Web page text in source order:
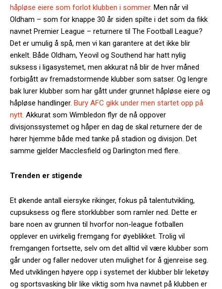
håpløse eiere som forlot klubben i sommer. Men når vil
Oldham – som for knappe 30 år siden spilte i det som da fikk
navnet Premier League – returnere til The Football League?
Det er umulig å spå, men vi kan garantere at det ikke blir
enkelt. Både Oldham, Yeovil og Southend har hatt nylig
suksess i ligasystemet, men akkurat nå blir de hver måned
forbigått av fremadstormende klubber som satser. Og lengre
bak lurer klubber som har gått under grunnet håpløse eiere og
håpløse handlinger. Bury AFC gikk under men startet opp på
nytt. Akkurat som Wimbledon flyr de nå oppover
divisjonssystemet og håper en dag de skal returnere der de
hører hjemme både med tanke på stadion og divisjon. Det
samme gjelder Macclesfield og Darlington med flere.
Trenden er stigende
Et økende antall eiersyke rikinger, fokus på talentutvikling,
cupsuksess og flere storklubber som ramler ned. Dette er
bare noen av grunnen til hvorfor non-league fotballen
opplever en uvirkelig fremgang for øyeblikket. Trolig vil
fremgangen fortsette, selv om det alltid vil være klubber som
går under og faller nedover uten mulighet for å gjenreise seg.
Med utviklingen høyere opp i systemet der klubber blir leketøy
og sportsvasking blir like viktig som hva navnet på klubben er